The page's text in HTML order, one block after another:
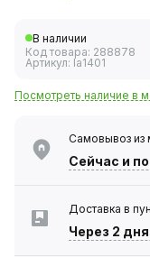
В наличии
Код товара: 288878
Артикул: la1401
Посмотреть наличие в
Самовывоз из
Сейчас и
Доставка в
Через 2 дня